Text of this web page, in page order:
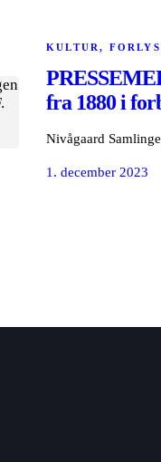
KULTUR,
fra 1880 i
Nivågaard
1. december 2023